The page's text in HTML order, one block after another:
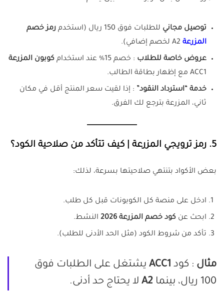
توصيل مجاني للطلبات فوق 150 ريال (استخدم
رمز خصم
المزرعة A2 لخصم إضافي).
عروض خاصة للطلاب : خصم 15% عند استخدام
كوبون المزرعة
ACC1 مع إظهار بطاقة الطالب.
خدمة “استرداد النقود” : إذا لقيت سعر المنتج أقل في مكان
ثاني، المزرعة بترجع لك الفرق.
5. رمز ترويجي المزرعة | كيف تتأكد من صلاحية الكود؟
بعض الأكواد بتنتهي صلاحيتها بسرعة، لذلك:
ادخل على منصة كل الكوبونات قبل كل طلب.
ابحث عن كود خصم المزرعة 2026 النشط.
تأكد من شروط الكود (مثل الحد الأدنى للطلب).
مثال : كود ACC1 يشتغل على الطلبات فوق
100 ريال، بينما
A2 لا يحتاج حد أدنى.